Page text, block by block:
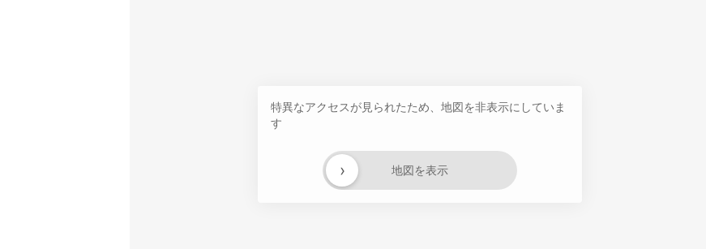
特異なアクセスが見られたため、地図を非表示にしていま
す
地図を表示
›